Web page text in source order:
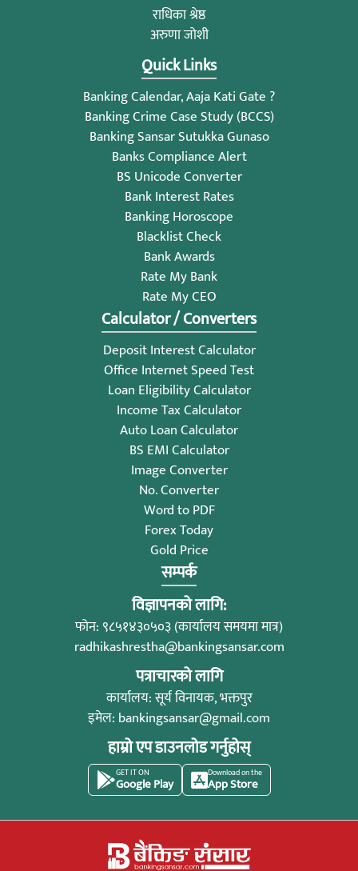
राधिका श्रेष्ठ
अरुणा जोशी
Quick Links
Banking Calendar, Aaja Kati Gate ?
Banking Crime Case Study (BCCS)
Banking Sansar Sutukka Gunaso
Banks Compliance Alert
BS Unicode Converter
Bank Interest Rates
Banking Horoscope
Blacklist Check
Bank Awards
Rate My Bank
Rate My CEO
Calculator / Converters
Deposit Interest Calculator
Office Internet Speed Test
Loan Eligibility Calculator
Income Tax Calculator
Auto Loan Calculator
BS EMI Calculator
Image Converter
No. Converter
Word to PDF
Forex Today
Gold Price
सम्पर्क
विज्ञापनको लागि:
फोन: ९८५१४३०५०३ (कार्यालय समयमा मात्र)
radhikashrestha@bankingsansar.com
पत्राचारको लागि
कार्यालय: सूर्य विनायक, भक्तपुर
इमेल: bankingsansar@gmail.com
हाम्रो एप डाउनलोड गर्नुहोस्
GET IT ON
Google Play
Download on the
App Store